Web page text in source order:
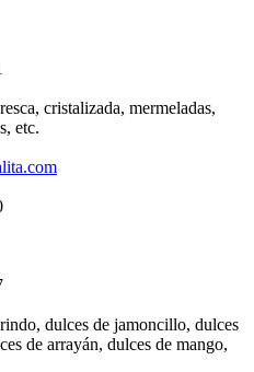
cristalizada, mermeladas,
etc.
dulces de jamoncillo, dulces
de arrayán, dulces de mango,